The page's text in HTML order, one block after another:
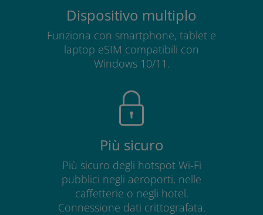
Dispositivo multiplo
Funziona con smartphone, tablet e
laptop eSIM compatibili con
Windows 10/11.
Più sicuro
Più sicuro degli hotspot Wi-Fi
pubblici negli aeroporti, nelle
caffetterie o negli hotel.
Connessione dati crittografata.